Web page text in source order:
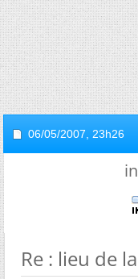
06/05/2007, 23h26
Re : lieu de